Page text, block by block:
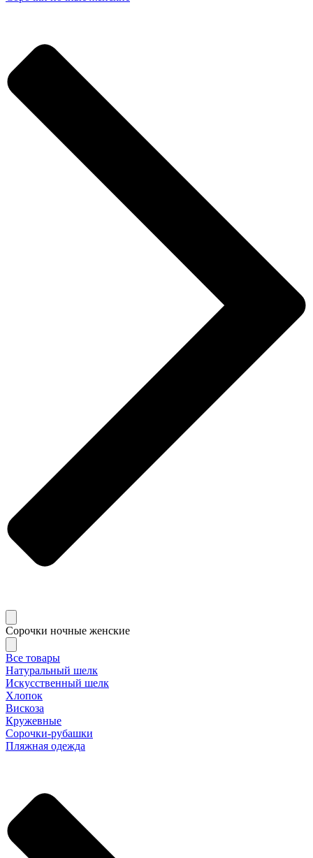
Сорочки ночные женские
Все товары
Натуральный шелк
Искусственный шелк
Хлопок
Вискоза
Кружевные
Сорочки-рубашки
Пляжная одежда